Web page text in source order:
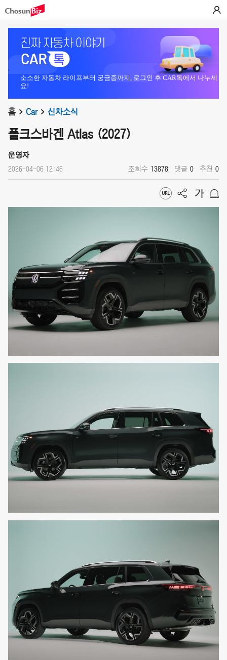
소소한 자동차 라이프부터 궁금증까지, 로그인 후 CAR톡에서 나누세
요!
홈 Car 신차소식
폴크스바겐 Atlas (2027)
운영자
2026-04-06 12:46 조회수 13878 댓글 0 추천 0